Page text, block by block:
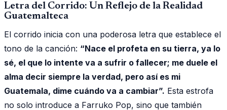
Letra del Corrido: Un Reflejo de la Realidad
Guatemalteca
El corrido inicia con una poderosa letra que establece el
tono de la canción: “Nace el profeta en su tierra, ya lo
sé, el que lo intente va a sufrir o fallecer; me duele el
alma decir siempre la verdad, pero así es mi
Guatemala, dime cuándo va a cambiar”. Esta estrofa
no solo introduce a Farruko Pop, sino que también